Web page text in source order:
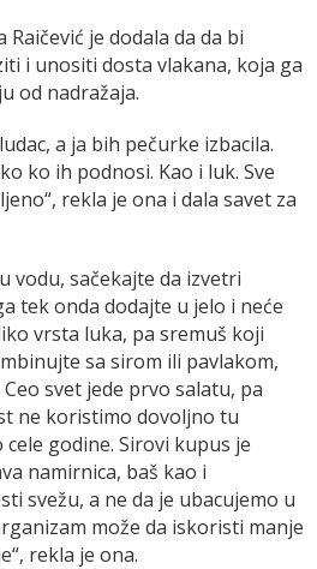
je dodala da da bi
i unositi dosta vlakana, koja ga
od nadražaja.
a ja bih pečurke izbacila.
ko ih podnosi. Kao i luk. Sve
rekla je ona i dala savet za
vodu, sačekajte da izvetri
tek onda dodajte u jelo i neće
vrsta luka, pa sremuš koji
sa sirom ili pavlakom,
svet jede prvo salatu, pa
ne koristimo dovoljno tu
godine. Sirovi kupus je
namirnica, baš kao i
svežu, a ne da je ubacujemo u
može da iskoristi manje
rekla je ona.